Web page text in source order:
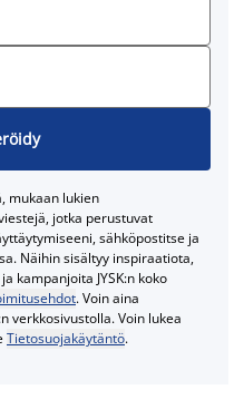
mukaan lukien
jotka perustuvat
sähköpostitse ja
Näihin sisältyy inspiraatiota,
kampanjoita JYSK:n koko
. Voin aina
verkkosivustolla. Voin lukea
Tietosuojakäytäntö.